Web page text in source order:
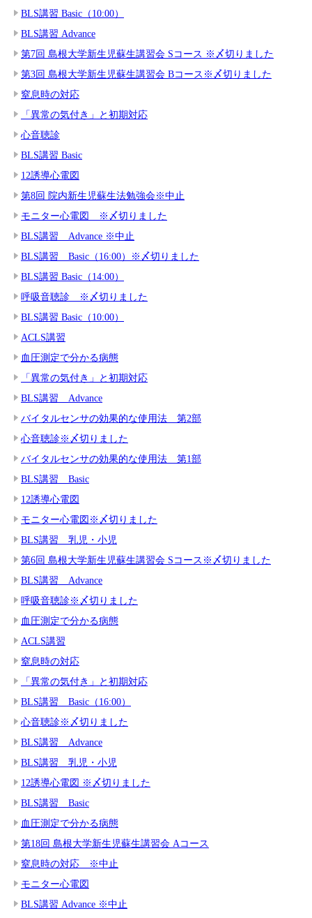
BLS講習 Basic（10:00）
BLS講習 Advance
第7回 島根大学新生児蘇生講習会 Sコース ※〆切りました
第3回 島根大学新生児蘇生講習会 Bコース※〆切りました
窒息時の対応
「異常の気付き」と初期対応
心音聴診
BLS講習 Basic
12誘導心電図
第8回 院内新生児蘇生法勉強会※中止
モニター心電図 ※〆切りました
BLS講習 Advance ※中止
BLS講習 Basic（16:00）※〆切りました
BLS講習 Basic（14:00）
呼吸音聴診 ※〆切りました
BLS講習 Basic（10:00）
ACLS講習
血圧測定で分かる病態
「異常の気付き」と初期対応
BLS講習 Advance
バイタルセンサの効果的な使用法 第2部
心音聴診※〆切りました
バイタルセンサの効果的な使用法 第1部
BLS講習 Basic
12誘導心電図
モニター心電図※〆切りました
BLS講習 乳児・小児
第6回 島根大学新生児蘇生講習会 Sコース※〆切りました
BLS講習 Advance
呼吸音聴診※〆切りました
血圧測定で分かる病態
ACLS講習
窒息時の対応
「異常の気付き」と初期対応
BLS講習 Basic（16:00）
心音聴診※〆切りました
BLS講習 Advance
BLS講習 乳児・小児
12誘導心電図 ※〆切りました
BLS講習 Basic
血圧測定で分かる病態
第18回 島根大学新生児蘇生講習会 Aコース
窒息時の対応 ※中止
モニター心電図
BLS講習 Advance ※中止